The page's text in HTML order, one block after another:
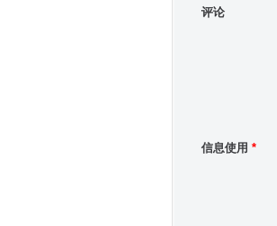
评论
信息使用 *